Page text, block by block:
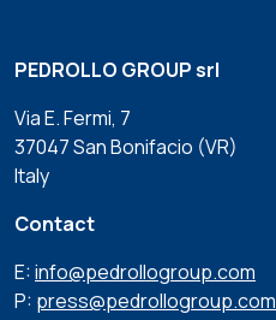
PEDROLLO GROUP srl
Via E. Fermi, 7
37047 San Bonifacio (VR)
Italy
Contact
E:info@pedrollogroup.com
P: press@pedrollogroup.com